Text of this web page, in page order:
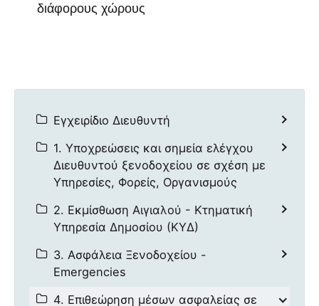
διάφορους χώρους
Εγχειρίδιο Διευθυντή
1. Υποχρεώσεις και σημεία ελέγχου
Διευθυντού ξενοδοχείου σε σχέση με
Υπηρεσίες, Φορείς, Οργανισμούς
2. Εκμίσθωση Αιγιαλού - Κτηματική
Υπηρεσία Δημοσίου (ΚΥΔ)
3. Ασφάλεια Ξενοδοχείου -
Emergencies
4. Επιθεώρηση μέσων ασφαλείας σε